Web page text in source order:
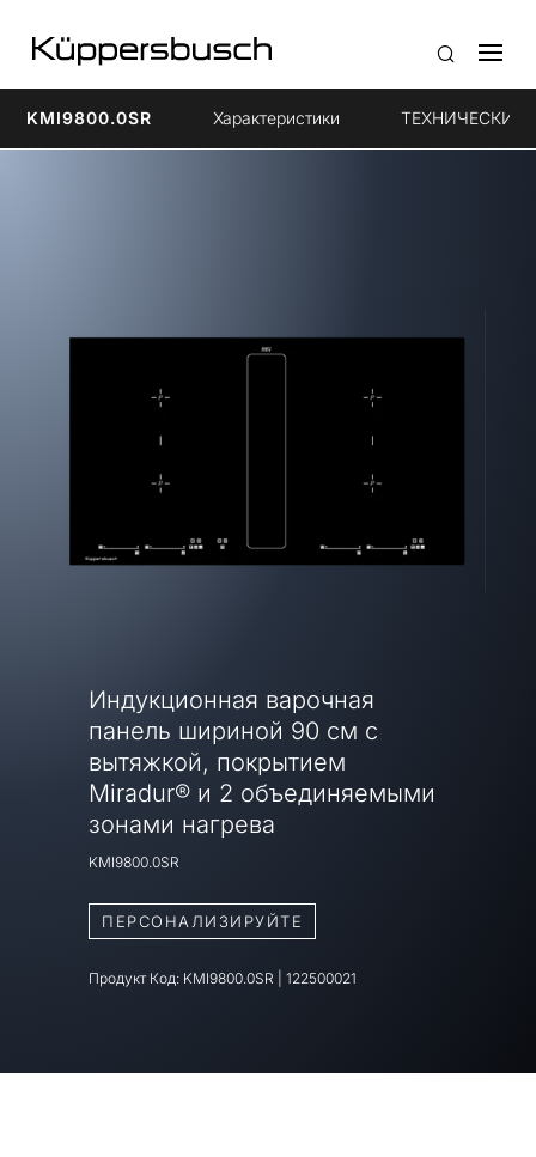
KMI9800.0SR Характеристики ТЕХНИЧЕСКИЕ
Индукционная варочная
панель шириной 90 см с
вытяжкой, покрытием
Miradur® и 2 объединяемыми
зонами нагрева
KMI9800.0SR
ПЕРСОНАЛИЗИРУЙТЕ
Продукт Код: KMI9800.0SR 122500021